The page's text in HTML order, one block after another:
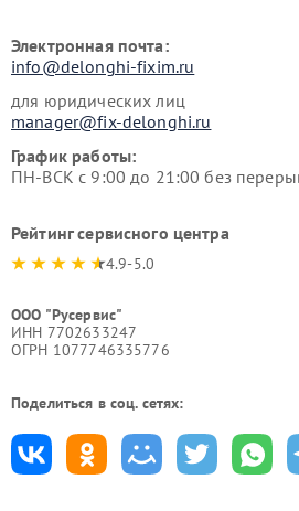
Электронная почта:
info@delonghi-fixim.ru
для юридических лиц
manager@fix-delonghi.ru
График работы:
ПН-ВСК с 9:00 до 21:00 без
Рейтинг сервисного центра
4.9-5.0
ООО "Русервис"
ИНН 7702633247
ОГРН 1077746335776
Поделиться в соц. сетях: